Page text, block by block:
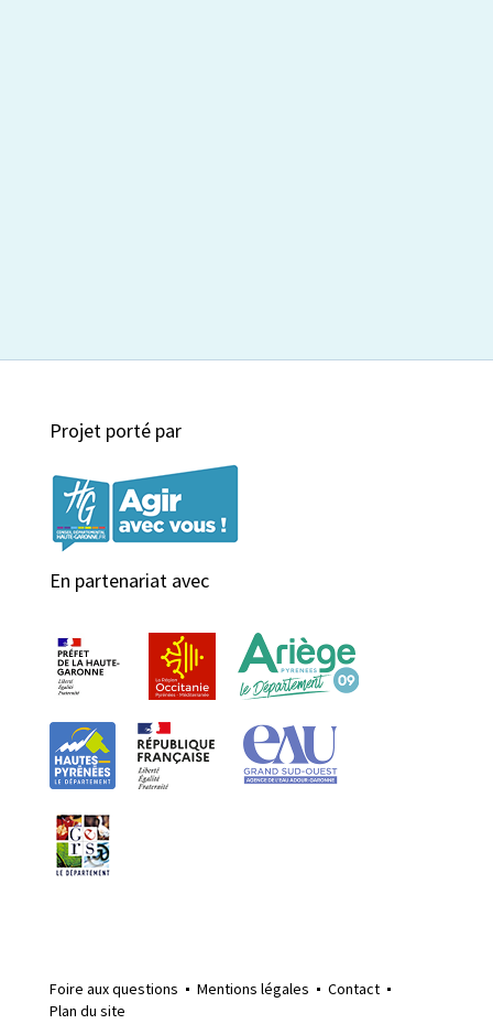
Projet porté par
En partenariat avec
Foire aux questions Mentions légales
Contact
Plan du site